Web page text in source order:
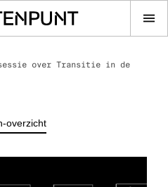
sessie over Transitie in de
overzicht